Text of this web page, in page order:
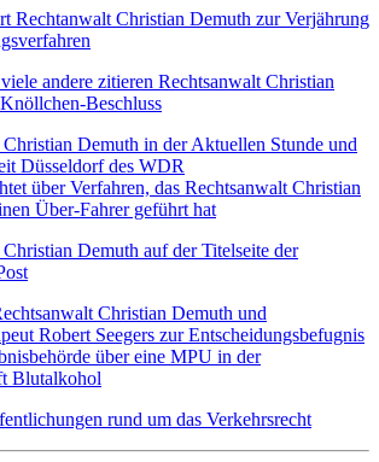
Rechtanwalt Christian Demuth zur Verjährung
andere zitieren Rechtsanwalt Christian
Beschluss
Demuth in der Aktuellen Stunde und
Düsseldorf des WDR
über Verfahren, das Rechtsanwalt Christian
Über-Fahrer geführt hat
Demuth auf der Titelseite der
Christian Demuth und
Robert Seegers zur Entscheidungsbefugnis
über eine MPU in der
Blutalkohol
rund um das Verkehrsrecht